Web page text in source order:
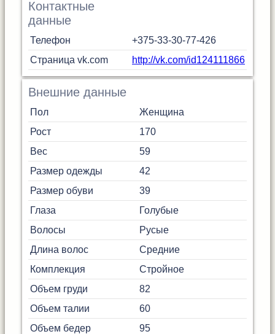
Контактные
данные
Телефон
+375-33-30-77-426
Страница vk.com
http://vk.com/id124111866
Внешние данные
Пол
Женщина
Рост
170
Вес
59
Размер одежды
42
Размер обуви
39
Глаза
Голубые
Волосы
Русые
Длина волос
Средние
Комплекция
Стройное
Объем груди
82
Объем талии
60
Объем бедер
95